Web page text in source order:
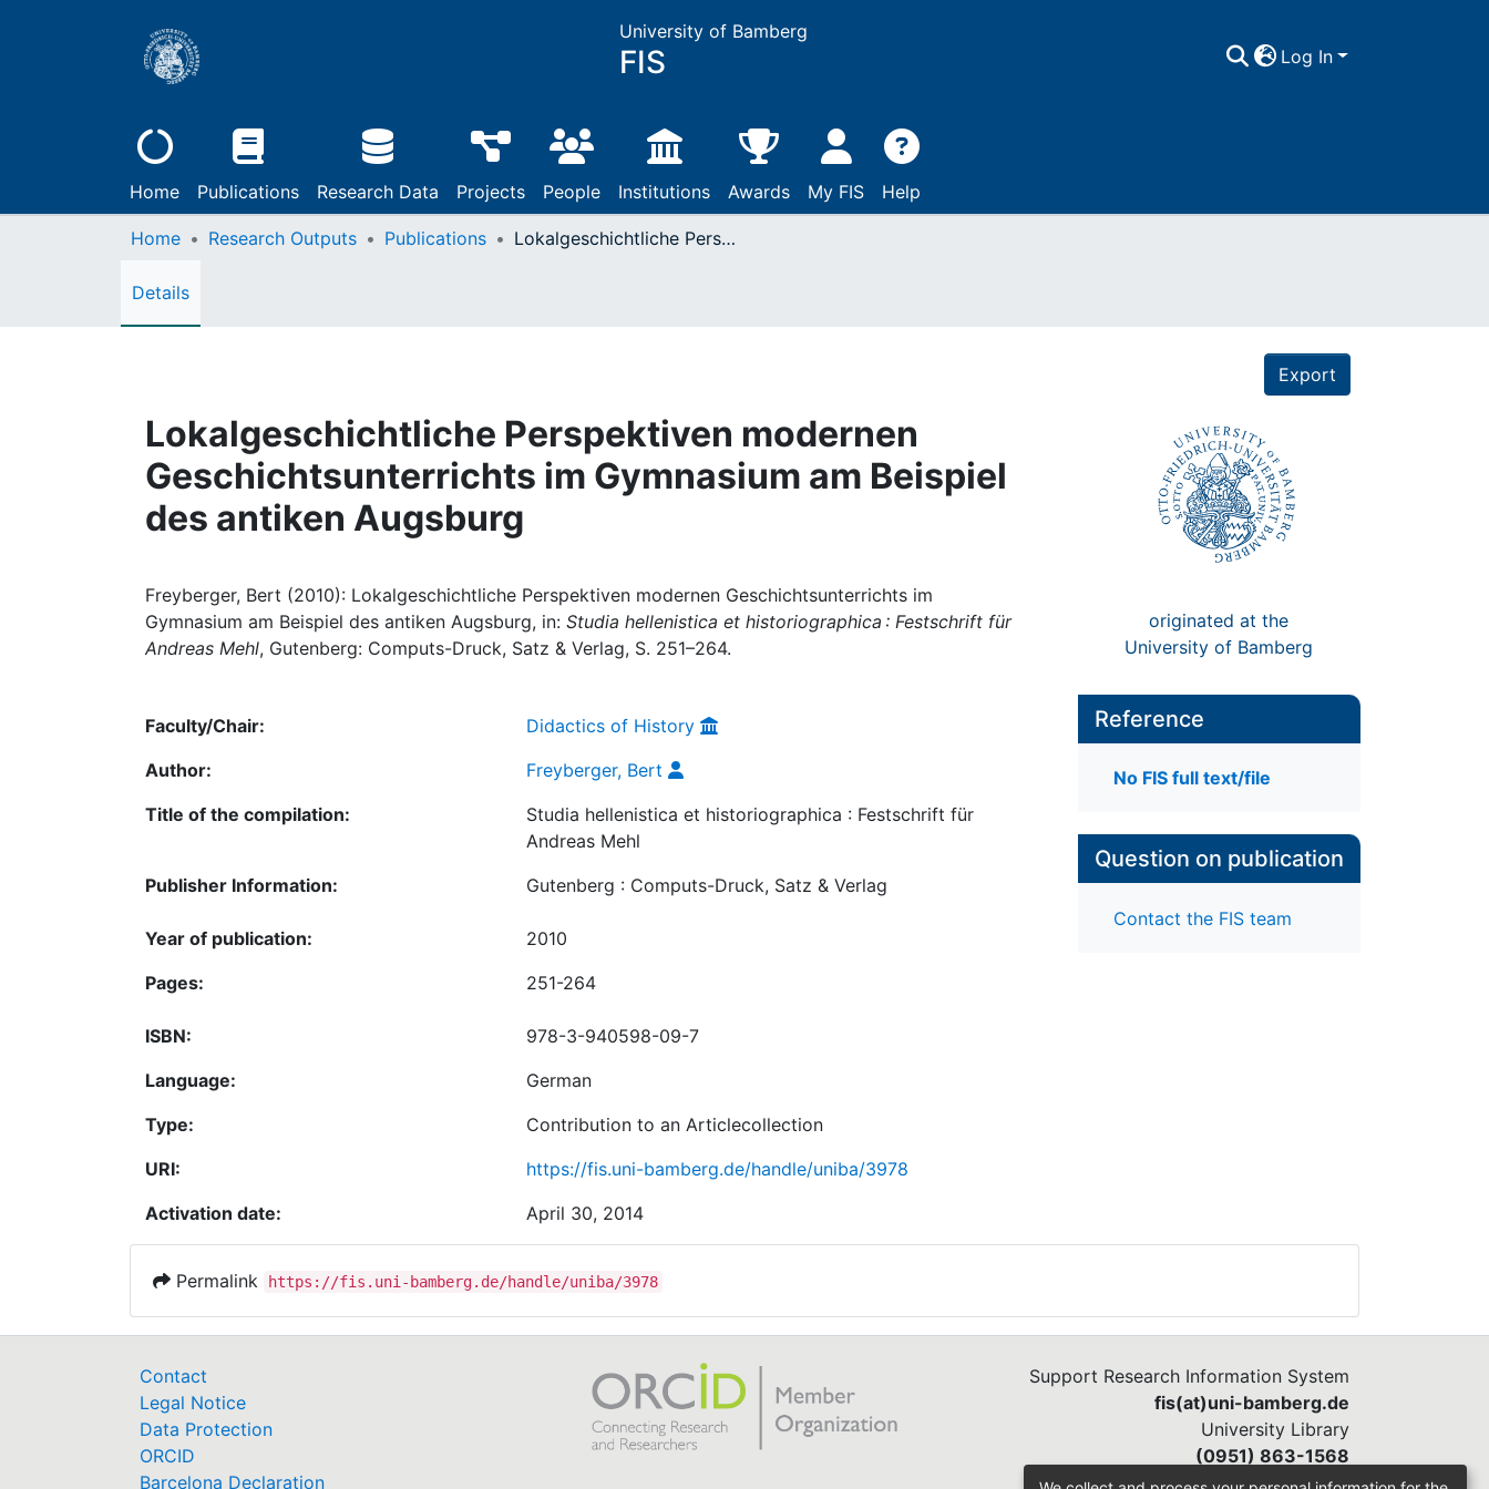
University of Bamberg
FIS Log In
Home Publications Research Data Projects People Institutions Awards My FIS Help
Home Research Outputs Publications Lokalgeschichtliche Perspektiven modernen Geschichtsunterrichts im Gymnasium am Beispiel des antiken Augsburg
Details
Export
Lokalgeschichtliche Perspektiven modernen
Geschichtsunterrichts im Gymnasium am Beispiel
des antiken Augsburg
Freyberger, Bert (2010): Lokalgeschichtliche Perspektiven modernen Geschichtsunterrichts im
Gymnasium am Beispiel des antiken Augsburg, in: Studia hellenistica et historiographica : Festschrift für
Andreas Mehl, Gutenberg: Computs-Druck, Satz & Verlag, S. 251–264.
originated at the
University of Bamberg
Faculty/Chair:
Didactics of History
Author:
Freyberger, Bert
Title of the compilation:
Studia hellenistica et historiographica : Festschrift für
Andreas Mehl
Publisher Information:
Gutenberg : Computs-Druck, Satz & Verlag
Year of publication:
2010
Pages:
251-264
ISBN:
978-3-940598-09-7
Language:
German
Type:
Contribution to an Articlecollection
URI:
https://fis.uni-bamberg.de/handle/uniba/3978
Activation date:
April 30, 2014
Reference
No FIS full text/file
Question on publication
Contact the FIS team
Permalink https://fis.uni-bamberg.de/handle/uniba/3978
Contact
Legal Notice
Data Protection
ORCID
Barcelona Declaration
Support Research Information System
fis(at)uni-bamberg.de
University Library
(0951) 863-1568